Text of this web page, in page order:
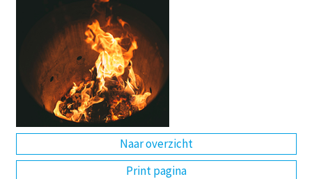
Naar overzicht
Print pagina
DE